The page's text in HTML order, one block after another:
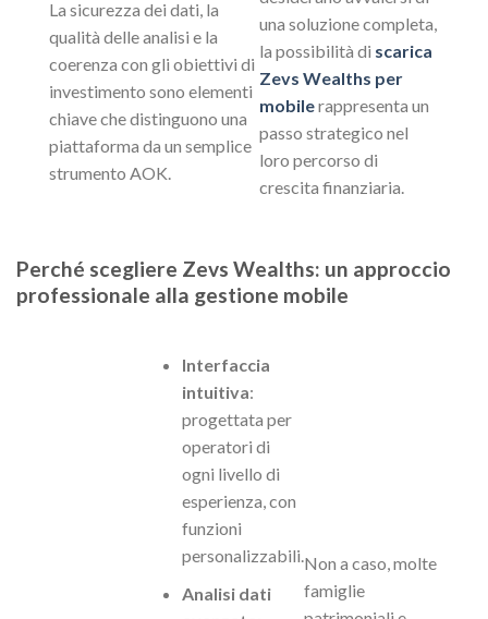
La sicurezza dei dati, la
qualità delle analisi e la
coerenza con gli obiettivi di
investimento sono elementi
chiave che distinguono una
piattaforma da un semplice
strumento AOK.
una soluzione completa,
la possibilità di scarica
Zevs Wealths per
mobilerappresenta un
passo strategico nel
loro percorso di
crescita finanziaria.
Perché scegliere Zevs Wealths: un approccio
professionale alla gestione mobile
Interfaccia
intuitiva:
progettata per
operatori di
ogni livello di
esperienza, con
funzioni
personalizzabili.
Analisi dati
Non a caso, molte
famiglie